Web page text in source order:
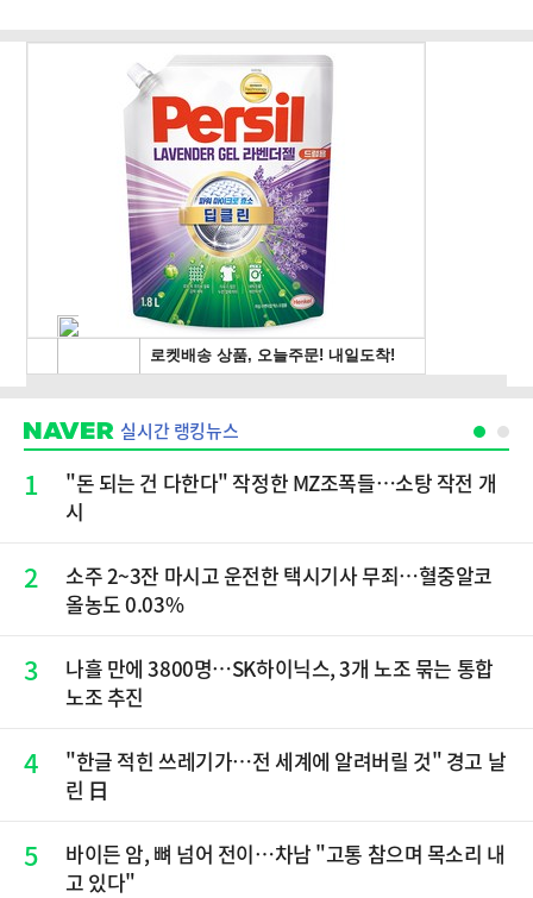
실시간 랭킹뉴스
1
"돈 되는 건 다한다" 작정한 MZ조폭들…소탕 작전 개
시
2
소주 2~3잔 마시고 운전한 택시기사 무죄…혈중알코
올농도 0.03%
3
나흘 만에 3800명…SK하이닉스, 3개 노조 묶는 통합
노조 추진
4
"한글 적힌 쓰레기가…전 세계에 알려버릴 것" 경고 날
린 日
5
바이든 암, 뼈 넘어 전이…차남 "고통 참으며 목소리 내
고 있다"